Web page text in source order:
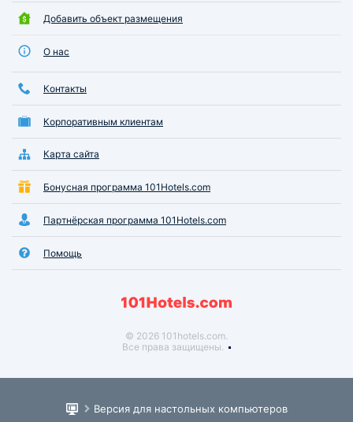
Добавить объект размещения
О нас
Контакты
Корпоративным клиентам
Карта сайта
Бонусная программа 101Hotels.com
Партнёрская программа 101Hotels.com
Помощь
© 2026 101hotels.com.
Все права защищены.
Версия для настольных компьютеров